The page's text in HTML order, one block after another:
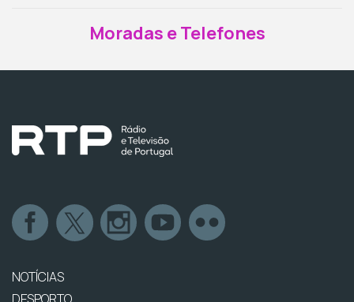
Moradas e Telefones
NOTÍCIAS